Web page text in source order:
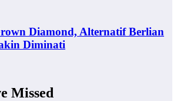
Diamond, Alternatif Berlian
Diminati
Missed